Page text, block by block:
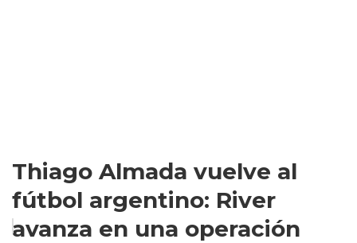
Thiago Almada vuelve al
fútbol argentino: River
avanza en una operación